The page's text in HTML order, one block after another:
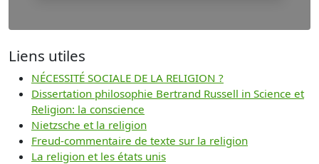
Liens utiles
NÉCESSITÉ SOCIALE DE LA RELIGION ?
Dissertation philosophie Bertrand Russell in Science et
Religion: la conscience
Nietzsche et la religion
Freud-commentaire de texte sur la religion
La religion et les états unis